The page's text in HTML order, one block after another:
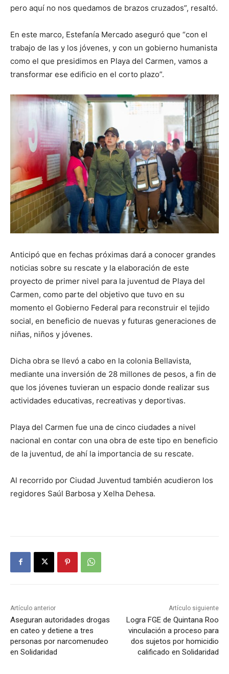
pero aquí no nos quedamos de brazos cruzados”, resaltó.
En este marco, Estefanía Mercado aseguró que “con el
trabajo de las y los jóvenes, y con un gobierno humanista
como el que presidimos en Playa del Carmen, vamos a
transformar ese edificio en el corto plazo”.
Anticipó que en fechas próximas dará a conocer grandes
noticias sobre su rescate y la elaboración de este
proyecto de primer nivel para la juventud de Playa del
Carmen, como parte del objetivo que tuvo en su
momento el Gobierno Federal para reconstruir el tejido
social, en beneficio de nuevas y futuras generaciones de
niñas, niños y jóvenes.
Dicha obra se llevó a cabo en la colonia Bellavista,
mediante una inversión de 28 millones de pesos, a fin de
que los jóvenes tuvieran un espacio donde realizar sus
actividades educativas, recreativas y deportivas.
Playa del Carmen fue una de cinco ciudades a nivel
nacional en contar con una obra de este tipo en beneficio
de la juventud, de ahí la importancia de su rescate.
Al recorrido por Ciudad Juventud también acudieron los
regidores Saúl Barbosa y Xelha Dehesa.
Artículo anterior
Aseguran autoridades drogas
en cateo y detiene a tres
personas por narcomenudeo
en Solidaridad
Artículo siguiente
Logra FGE de Quintana Roo
vinculación a proceso para
dos sujetos por homicidio
calificado en Solidaridad